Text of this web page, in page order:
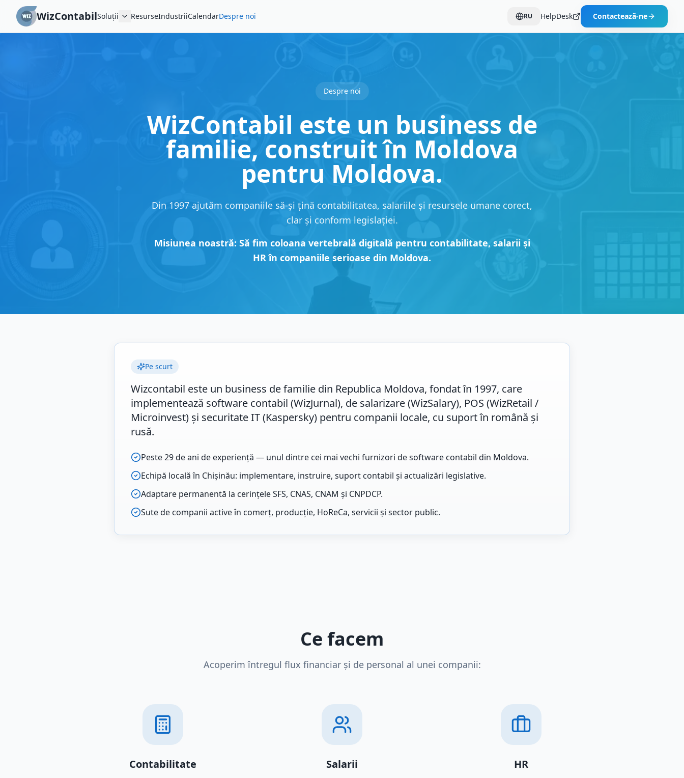
WizContabilSoluții ResurseIndustriiCalendarDespre noi RU HelpDesk Contactează-ne
Despre noi
WizContabil este un business de
familie, construit în Moldova
pentru Moldova.
Din 1997 ajutăm companiile să-și țină contabilitatea, salariile și resursele umane corect,
clar și conform legislației.
Misiunea noastră: Să fim coloana vertebrală digitală pentru contabilitate, salarii și
HR în companiile serioase din Moldova.
Pe scurt
Wizcontabil este un business de familie din Republica Moldova, fondat în 1997, care
implementează software contabil (WizJurnal), de salarizare (WizSalary), POS (WizRetail /
Microinvest) și securitate IT (Kaspersky) pentru companii locale, cu suport în română și
rusă.
Peste 29 de ani de experiență — unul dintre cei mai vechi furnizori de software contabil din Moldova.
Echipă locală în Chișinău: implementare, instruire, suport contabil și actualizări legislative.
Adaptare permanentă la cerințele SFS, CNAS, CNAM și CNPDCP.
Sute de companii active în comerț, producție, HoReCa, servicii și sector public.
Ce facem
Acoperim întregul flux financiar și de personal al unei companii:
Contabilitate Salarii HR